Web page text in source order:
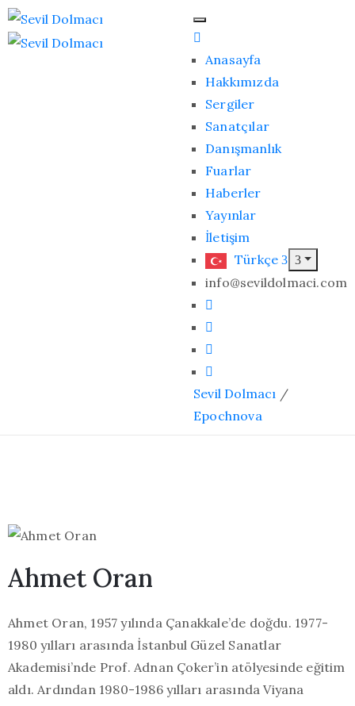
Anasayfa
Hakkımızda
Sergiler
Sanatçılar
Danışmanlık
Fuarlar
Haberler
Yayınlar
İletişim
Türkçe
info@sevildolmaci.com
Sevil Dolmacı /
Epochnova
Ahmet Oran
Ahmet Oran, 1957 yılında Çanakkale’de doğdu. 1977-
1980 yılları arasında İstanbul Güzel Sanatlar
Akademisi’nde Prof. Adnan Çoker’in atölyesinde eğitim
aldı. Ardından 1980-1986 yılları arasında Viyana